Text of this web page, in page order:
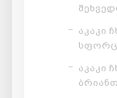
აკაკი
აკაკი